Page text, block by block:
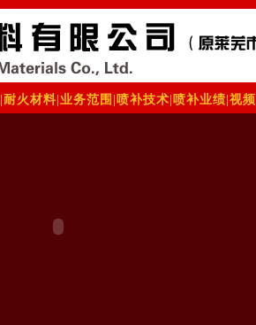
耐火材料 业务范围 喷补技术 喷补业绩 视